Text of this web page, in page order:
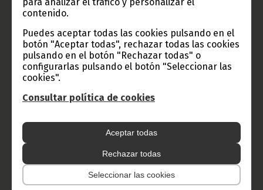
contenido.
Puedes aceptar todas las cookies pulsando en el
botón "Aceptar todas", rechazar todas las cookies
pulsando en el botón "Rechazar todas" o
configurarlas pulsando el botón "Seleccionar las
cookies".
Consultar política de cookies
Aceptar todas
Rechazar todas
Seleccionar las cookies
presidencia del Primer Ministro, Encargado de la Coordinación
del Tercer Viceprimer Ministro, Encargado de los Derechos
Humanos, Alfonso Nsue Mokuy, así como ministros,
viceministros y secretarios de Estado.
Noticias Gobierno